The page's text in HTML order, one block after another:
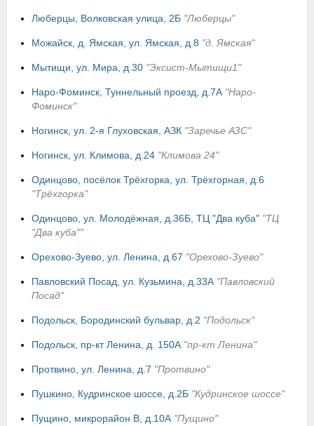
Люберцы, Волковская улица, 2Б "Люберцы"
Можайск, д. Ямская, ул. Ямская, д.8 "д. Ямская"
Мытищи, ул. Мира, д.30 "Эксист-Мытищи1"
Наро-Фоминск, Туннельный проезд, д.7А "Наро-
Фоминск"
Ногинск, ул. 2-я Глуховская, АЗК "Заречье АЗС"
Ногинск, ул. Климова, д.24 "Климова 24"
Одинцово, посёлок Трёхгорка, ул. Трёхгорная, д.6
"Трёхгорка"
Одинцово, ул. Молодёжная, д.36Б, ТЦ "Два куба" "ТЦ
"Два куба""
Орехово-Зуево, ул. Ленина, д.67 "Орехово-Зуево"
Павловский Посад, ул. Кузьмина, д.33А "Павловский
Посад"
Подольск, Бородинский бульвар, д.2 "Подольск"
Подольск, пр-кт Ленина, д. 150А "пр-кт Ленина"
Протвино, ул. Ленина, д.7 "Протвино"
Пушкино, Кудринское шоссе, д.2Б "Кудринское шоссе"
Пущино, микрорайон В, д.10А "Пущино"